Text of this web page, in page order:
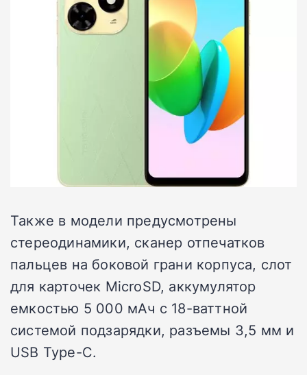
Также в модели предусмотрены
стереодинамики, сканер отпечатков
пальцев на боковой грани корпуса, слот
для карточек MicroSD, аккумулятор
емкостью 5 000 мАч с 18-ваттной
системой подзарядки, разъемы 3,5 мм и
USB Type-C.